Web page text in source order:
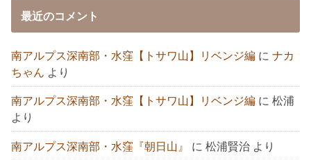
最近のコメント
南アルプス深南部・水窪【トサワ山】リベンジ編 にナカ
ちゃん より
南アルプス深南部・水窪【トサワ山】リベンジ編 に松浦
より
南アルプス深南部・水窪『朝日山』 に松浦賢治 より